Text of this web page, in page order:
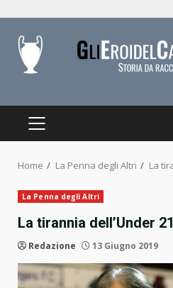
content
PRIMARY
Home La Penna degli Altri La
La Penna degli Altri
La tirannia dell’Under
Redazione 13 Giugno 2019